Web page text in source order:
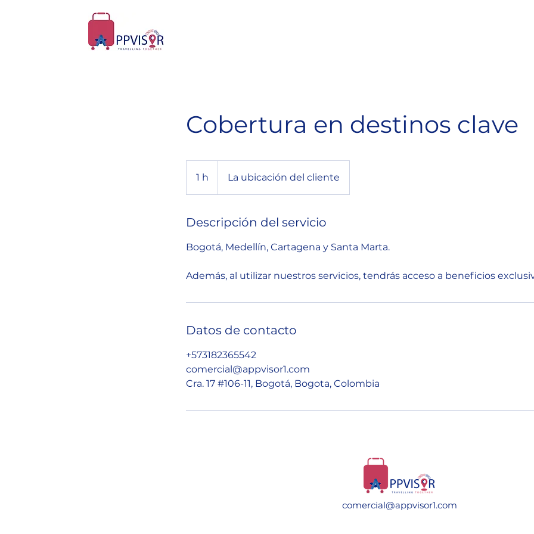
Cobertura en destinos clave
1 h La ubicación del cliente
Descripción del servicio
Bogotá, Medellín, Cartagena y Santa Marta.
Además, al utilizar nuestros servicios, tendrás acceso a beneficios
Datos de contacto
+573182365542
comercial@appvisor1.com
Cra. 17 #106-11, Bogotá, Bogota, Colombia
comercial@appvisor1.com